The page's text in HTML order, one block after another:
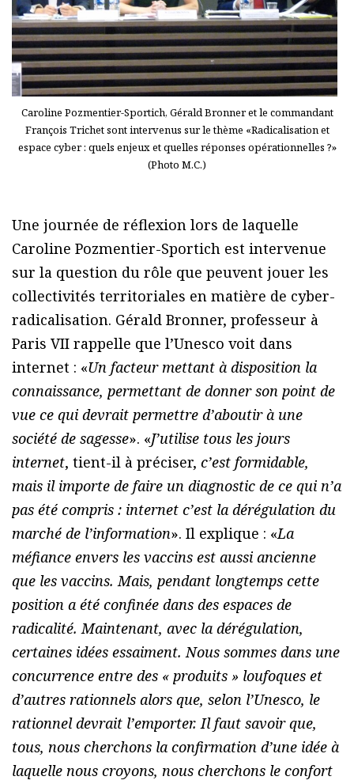
Caroline Pozmentier-Sportich, Gérald Bronner et le commandant
François Trichet sont intervenus sur le thème «Radicalisation et
espace cyber : quels enjeux et quelles réponses opérationnelles ?»
(Photo M.C.)
Une journée de réflexion lors de laquelle
Caroline Pozmentier-Sportich est intervenue
sur la question du rôle que peuvent jouer les
collectivités territoriales en matière de cyber-
radicalisation. Gérald Bronner, professeur à
Paris VII rappelle que l’Unesco voit dans
internet : «Un facteur mettant à disposition la
connaissance, permettant de donner son point de
vue ce qui devrait permettre d’aboutir à une
société de sagesse». «J’utilise tous les jours
internet, tient-il à préciser, c’est formidable,
mais il importe de faire un diagnostic de ce qui n’a
pas été compris : internet c’est la dérégulation du
marché de l’information». Il explique : «La
méfiance envers les vaccins est aussi ancienne
que les vaccins. Mais, pendant longtemps cette
position a été confinée dans des espaces de
radicalité. Maintenant, avec la dérégulation,
certaines idées essaiment. Nous sommes dans une
concurrence entre des « produits » loufoques et
d’autres rationnels alors que, selon l’Unesco, le
rationnel devrait l’emporter. Il faut savoir que,
tous, nous cherchons la confirmation d’une idée à
laquelle nous croyons, nous cherchons le confort